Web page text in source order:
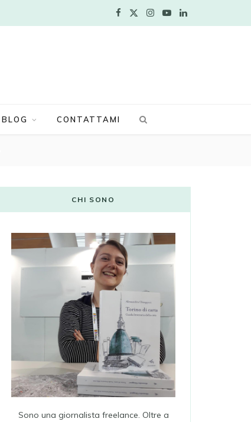
i
)
I Y L
BLOG CONTATTAMI
CHI SONO
Sono una giornalista freelance. Oltre a